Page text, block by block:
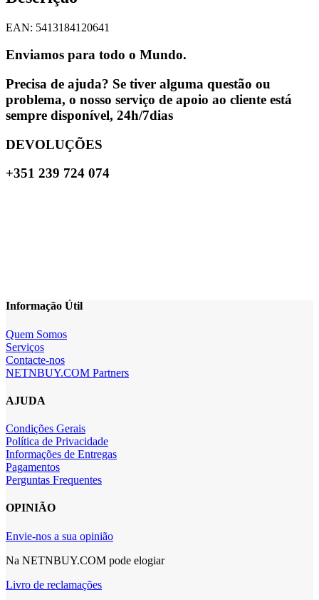
EAN: 5413184120641
Enviamos para todo o Mundo.
Precisa de ajuda? Se tiver alguma questão ou
problema, o nosso serviço de apoio ao cliente está
sempre disponível, 24h/7dias
DEVOLUÇÕES
+351 239 724 074
Informação Útil
Quem Somos
Serviços
Contacte-nos
NETNBUY.COM Partners
AJUDA
Condições Gerais
Política de Privacidade
Informações de Entregas
Pagamentos
Perguntas Frequentes
OPINIÃO
Envie-nos a sua opinião
Na NETNBUY.COM pode elogiar
Livro de reclamações